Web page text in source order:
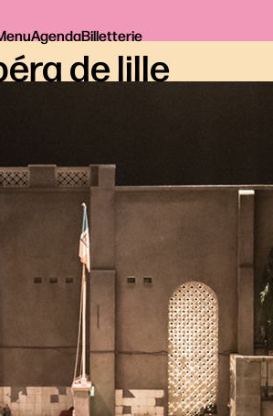
AgendaBilletterie
de lille